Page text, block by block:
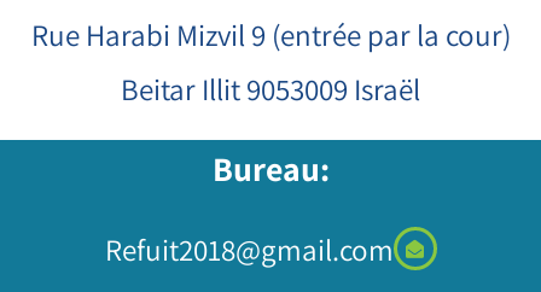
Rue Harabi Mizvil 9 (entrée par la cour)
Beitar Illit 9053009 Israël
Bureau:
Refuit2018@gmail.com